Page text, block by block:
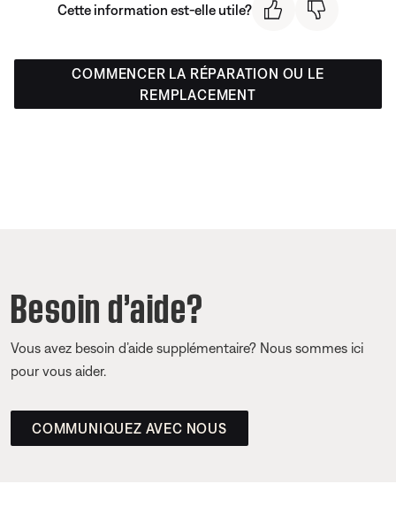
Cette information est-elle utile?
COMMENCER LA RÉPARATION OU LE
REMPLACEMENT
Besoin d’aide?
Vous avez besoin d’aide supplémentaire? Nous sommes ici
pour vous aider.
COMMUNIQUEZ AVEC NOUS